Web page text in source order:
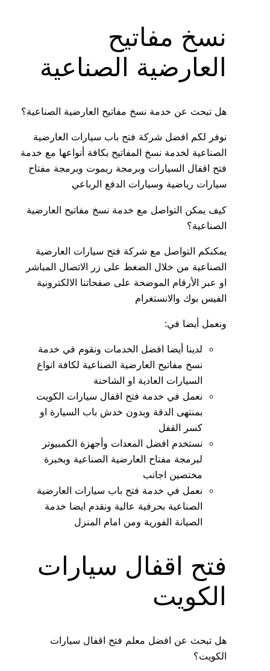
نسخ مفاتيح
العارضية الصناعية
هل تبحث عن خدمة نسخ مفاتيح العارضية الصناعية؟
نوفر لكم افضل شركة فتح باب سيارات العارضية
الصناعية لخدمة نسخ المفاتيح بكافة أنواعها مع خدمة
فتح اقفال السيارات وبرمجة ريموت وبرمجة مفتاح
سيارات رياضية وسيارات الدفع الرباعي
كيف يمكن التواصل مع خدمة نسخ مفاتيح العارضية
الصناعية؟
يمكنكم التواصل مع شركة فتح سيارات العارضية
الصناعية من خلال الضغط على زر الاتصال المباشر
او عبر الأرقام الموضحة على صفحاتنا الالكترونية
الفيس بوك والانستغرام
ونعمل أيضا في:
لدينا أيضا افضل الخدمات ونقوم في خدمة
نسخ مفاتيح العارضية الصناعية لكافة انواع
السيارات العادية او الشاحنة
نعمل في خدمة فتح اقفال سيارات الكويت
بمنتهى الدقة وبدون خدش باب السيارة او
كسر القفل
نستخدم افضل المعدات وأجهزة الكمبيوتر
لبرمجة مفتاح العارضية الصناعية وبخبرة
مختصين اجانب
نعمل في خدمة فتح باب سيارات العارضية
الصناعية بحرفية عالية ونقدم ايضا خدمة
الصيانة الفورية ومن امام المنزل
فتح اقفال سيارات
الكويت
هل تبحث عن افضل معلم فتح اقفال سيارات
الكويت؟